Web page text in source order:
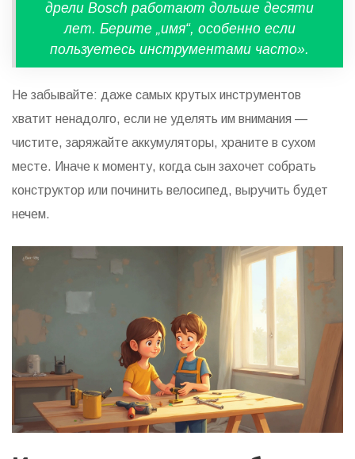
дрели Bosch работают дольше десяти
лет. Берите „имя“, особенно если
пользуетесь инструментами часто».
Не забывайте: даже самых крутых инструментов
хватит ненадолго, если не уделять им внимания —
чистите, заряжайте аккумуляторы, храните в сухом
месте. Иначе к моменту, когда сын захочет собрать
конструктор или починить велосипед, выручить будет
нечем.